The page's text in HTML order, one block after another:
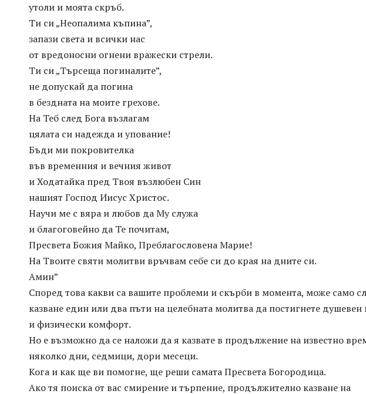
утоли и моята скръб.
Ти си „Неопалима къпина”,
запази света и всички нас
от вредоносни огнени вражески стрели.
Ти си „Търсеща погиналите”,
не допускай да погина
в бездната на моите грехове.
На Теб след Бога възлагам
цялата си надежда и упование!
Бъди ми покровителка
във временния и вечния живот
и Ходатайка пред Твоя възлюбен Син
нашият Господ Иисус Христос.
Научи ме с вяра и любов да Му служа
и благоговейно да Те почитам,
Пресвета Божия Майко, Преблагословена Марие!
На Твоите святи молитви връчвам себе си до края на дните си.
Амин”
Според това какви са вашите проблеми и скърби в момента, може само
казване един или два пъти на целебната молитва да постигнете
и физически комфорт.
Но е възможно да се наложи да я казвате в продължение на известно
няколко дни, седмици, дори месеци.
Кога и как ще ви помогне, ще реши самата Пресвета Богородица.
Ако тя поиска от вас смирение и търпение, продължително казване на